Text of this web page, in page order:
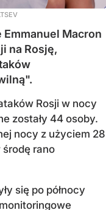
Emmanuel Macron
na Rosję,
Rosji w nocy
zostały 44 osoby.
nocy z użyciem 28
środę rano
się po północy